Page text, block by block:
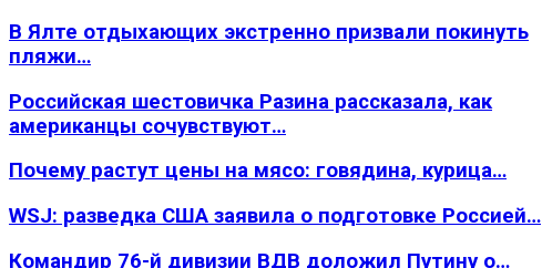
В Ялте отдыхающих экстренно призвали покинуть
пляжи…
Российская шестовичка Разина рассказала, как
американцы сочувствуют…
Почему растут цены на мясо: говядина, курица…
WSJ: разведка США заявила о подготовке Россией…
Командир 76-й дивизии ВДВ доложил Путину о…